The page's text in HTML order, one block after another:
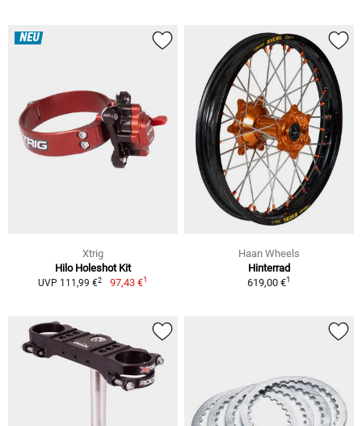
NEU
Xtrig
Hilo Holeshot Kit
UVP 111,99 €2 97,43 €1
Haan Wheels
Hinterrad
619,00 €1